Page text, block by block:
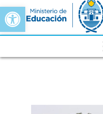
Open toolbar